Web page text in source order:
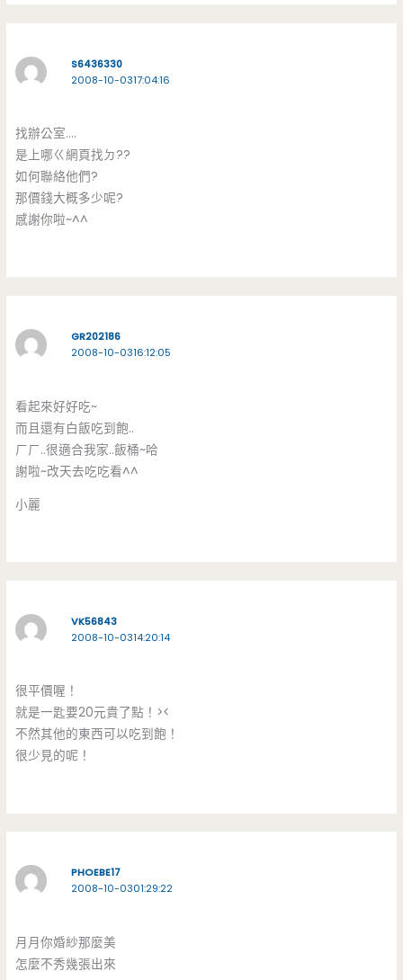
S6436330
2008-10-0317:04:16
找辦公室….
是上哪ㄍ網頁找ㄉ??
如何聯絡他們?
那價錢大概多少呢?
感謝你啦~^^
GR202186
2008-10-0316:12:05
看起來好好吃~
而且還有白飯吃到飽..
ㄏㄏ..很適合我家..飯桶~哈
謝啦~改天去吃吃看^^
小麗
VK56843
2008-10-0314:20:14
很平價喔！
就是一匙要20元貴了點！><
不然其他的東西可以吃到飽！
很少見的呢！
PHOEBE17
2008-10-0301:29:22
月月你婚紗那麼美
怎麼不秀幾張出來